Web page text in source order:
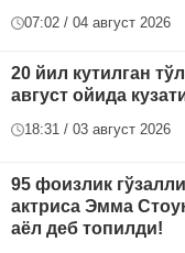
07:02 / 04 август 2026
20 йил кутилган
август ойида
18:31 / 03 август 2026
95 фоизлик
актриса Эмма
аёл деб топилди!